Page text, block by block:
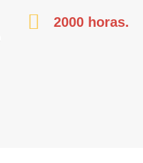
2000 horas.